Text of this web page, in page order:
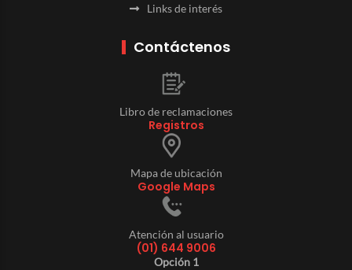
Links de interés
Contáctenos
Libro de reclamaciones
Registros
Mapa de ubicación
Google Maps
Atención al usuario
(01) 644 9006
Opción 1